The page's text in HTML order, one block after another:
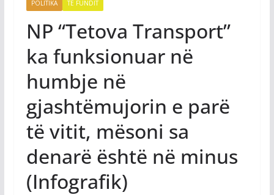
POLITIKA TË FUNDIT
NP “Tetova Transport”
ka funksionuar në
humbje në
gjashtëmujorin e parë
të vitit, mësoni sa
denarë është në minus
(Infografik)